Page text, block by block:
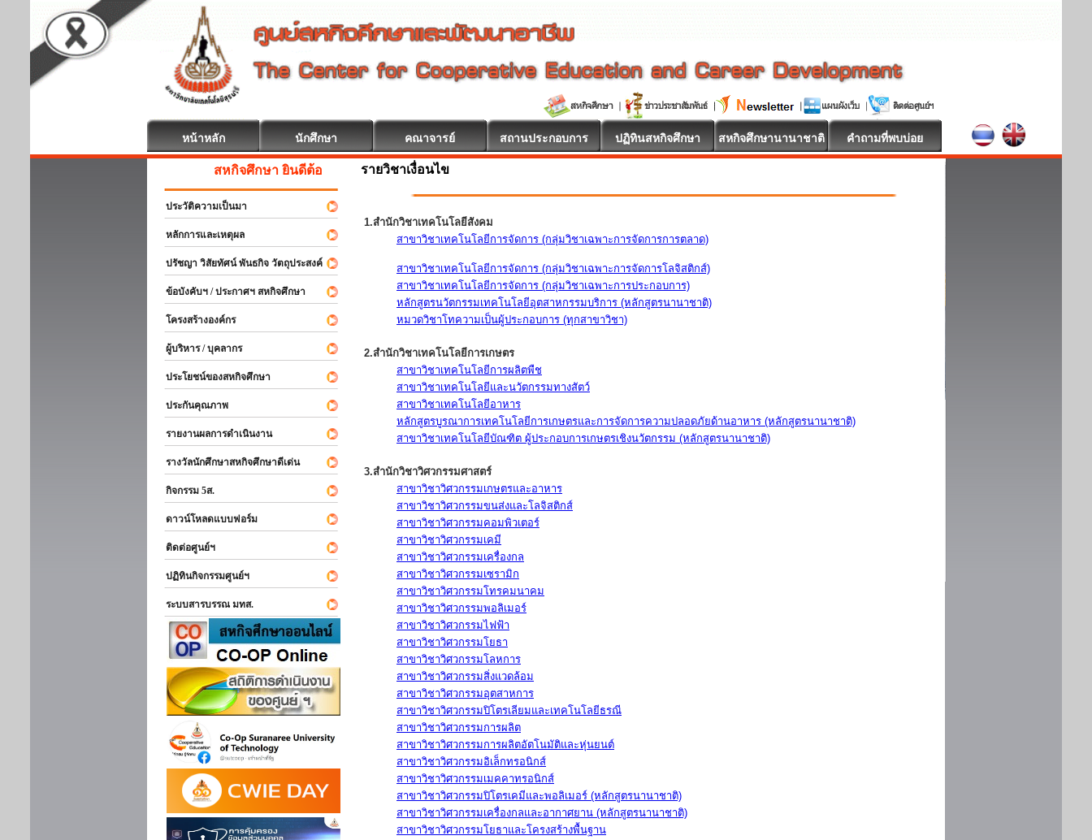
หน้าหลัก นักศึกษา คณาจารย์ สถานประกอบการ ปฏิทินสหกิจศึกษา สหกิจศึกษานานาชาติ คำถามที่พบบ่อย
สหกิจศึกษา ยินดีต้อนรับ
ประวัติความเป็นมา
หลักการและเหตุผล
ปรัชญา วิสัยทัศน์ พันธกิจ วัตถุประสงค์
ข้อบังคับฯ / ประกาศฯ สหกิจศึกษา
โครงสร้างองค์กร
ผู้บริหาร / บุคลากร
ประโยชน์ของสหกิจศึกษา
ประกันคุณภาพ
รายงานผลการดำเนินงาน
รางวัลนักศึกษาสหกิจศึกษาดีเด่น
กิจกรรม 5ส.
ดาวน์โหลดแบบฟอร์ม
ติดต่อศูนย์ฯ
ปฏิทินกิจกรรมศูนย์ฯ
ระบบสารบรรณ มทส.
รายวิชาเงื่อนไข
1.สำนักวิชาเทคโนโลยีสังคม
สาขาวิชาเทคโนโลยีการจัดการ (กลุ่มวิชาเฉพาะการจัดการการตลาด)
สาขาวิชาเทคโนโลยีการจัดการ (กลุ่มวิชาเฉพาะการจัดการโลจิสติกส์)
สาขาวิชาเทคโนโลยีการจัดการ (กลุ่มวิชาเฉพาะการประกอบการ)
หลักสูตรนวัตกรรมเทคโนโลยีอุตสาหกรรมบริการ (หลักสูตรนานาชาติ)
หมวดวิชาโทความเป็นผู้ประกอบการ (ทุกสาขาวิชา)
2.สำนักวิชาเทคโนโลยีการเกษตร
สาขาวิชาเทคโนโลยีการผลิตพืช
สาขาวิชาเทคโนโลยีและนวัตกรรมทางสัตว์
สาขาวิชาเทคโนโลยีอาหาร
หลักสูตรบูรณาการเทคโนโลยีการเกษตรและการจัดการความปลอดภัยด้านอาหาร (หลักสูตรนานาชาติ)
สาขาวิชาเทคโนโลยีบัณฑิต ผู้ประกอบการเกษตรเชิงนวัตกรรม (หลักสูตรนานาชาติ)
3.สำนักวิชาวิศวกรรมศาสตร์
สาขาวิชาวิศวกรรมเกษตรและอาหาร
สาขาวิชาวิศวกรรมขนส่งและโลจิสติกส์
สาขาวิชาวิศวกรรมคอมพิวเตอร์
สาขาวิชาวิศวกรรมเคมี
สาขาวิชาวิศวกรรมเครื่องกล
สาขาวิชาวิศวกรรมเซรามิก
สาขาวิชาวิศวกรรมโทรคมนาคม
สาขาวิชาวิศวกรรมพอลิเมอร์
สาขาวิชาวิศวกรรมไฟฟ้า
สาขาวิชาวิศวกรรมโยธา
สาขาวิชาวิศวกรรมโลหการ
สาขาวิชาวิศวกรรมสิ่งแวดล้อม
สาขาวิชาวิศวกรรมอุตสาหการ
สาขาวิชาวิศวกรรมปิโตรเลียมและเทคโนโลยีธรณี
สาขาวิชาวิศวกรรมการผลิต
สาขาวิชาวิศวกรรมการผลิตอัตโนมัติและหุ่นยนต์
สาขาวิชาวิศวกรรมอิเล็กทรอนิกส์
สาขาวิชาวิศวกรรมเมคคาทรอนิกส์
สาขาวิชาวิศวกรรมปิโตรเคมีและพอลิเมอร์ (หลักสูตรนานาชาติ)
สาขาวิชาวิศวกรรมเครื่องกลและอากาศยาน (หลักสูตรนานาชาติ)
สาขาวิชาวิศวกรรมโยธาและโครงสร้างพื้นฐาน